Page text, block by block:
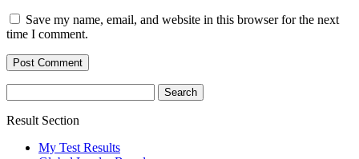
Save my name, email, and website in this browser for the next
time I comment.
for:
Result Section
My Test Results